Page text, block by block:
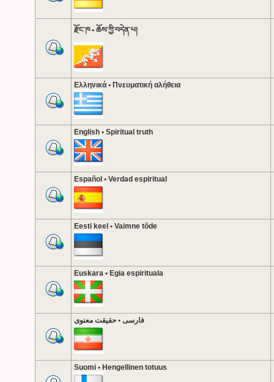
རྫོང་ཁ • ཆོས་ཀྱི་བདེན་པ།
Ελληνικά • Πνευματική αλήθεια
English • Spiritual truth
Español • Verdad espiritual
Eesti keel • Vaimne tõde
Euskara • Egia espirituala
فارسی • حقیقت معنوی
Suomi • Hengellinen totuus